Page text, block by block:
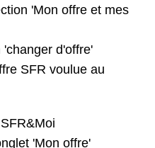
'Mon offre et mes
d'offre'
SFR voulue au
'Mon offre'